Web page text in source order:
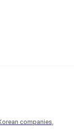
companies,